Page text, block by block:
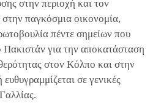
στην περιοχή και τον
παγκόσμια οικονομία,
πέντε σημείων που
Πακιστάν για την αποκατάσταση
στον Κόλπο και στην
σε γενικές